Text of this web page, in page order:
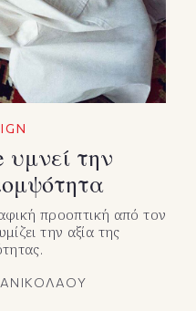
υμνεί την
προοπτική από τον
την αξία της